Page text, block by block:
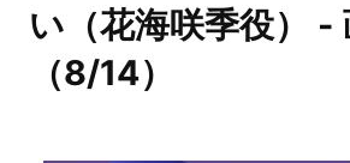
い（花海咲季役） -
（8/14）